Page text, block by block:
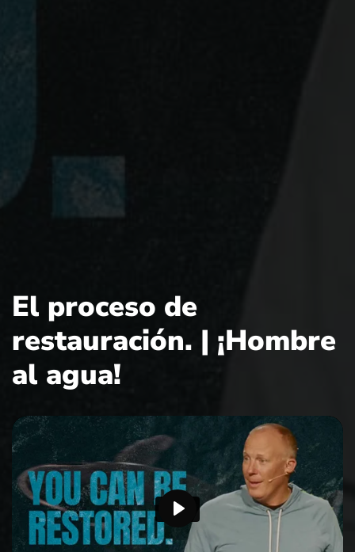
El proceso de
restauración. | ¡Hombre
al agua!
P